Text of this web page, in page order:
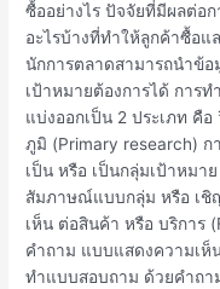
ซื้ออย่างไร ปัจจัยที่มีผลต่อ
อะไรบ้างที่ทำให้ลูกค้าซื้อแ
นักการตลาดสามารถนำข้อ
เป้าหมายต้องการได้ การ
แบ่งออกเป็น 2 ประเภท คื
ภูมิ (Primary research) ก
เป็น หรือ เป็นกลุ่มเป้าหมา
สัมภาษณ์แบบกลุ่ม หรือ เชิ
เห็น ต่อสินค้า หรือ บริการ
คำถาม แบบแสดงความเห็
ทำแบบสอบถาม ด้วยคำถา